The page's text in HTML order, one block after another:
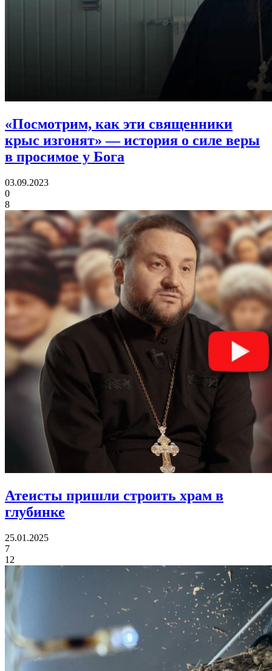
«Посмотрим, как эти священники
крыс изгонят»— история о силе веры
в просимое у Бога
03.09.2023
0
8
Атеисты пришли строить храм в
глубинке
25.01.2025
7
12